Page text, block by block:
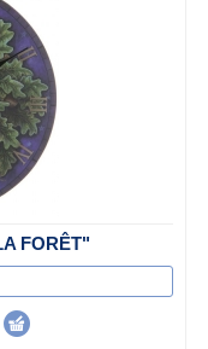
FORÊT"